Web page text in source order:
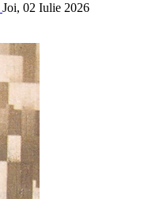
Joi, 02 Iulie 2026